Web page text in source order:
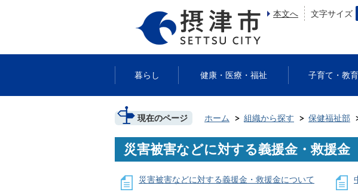
本文へ 文字サイズ
暮らし 健康・医療・福祉 子育て・教育
現在のページ ホーム 組織から探す 保健福祉部
災害被害などに対する義援金・救援金
災害被害などに対する義援金・救援金について